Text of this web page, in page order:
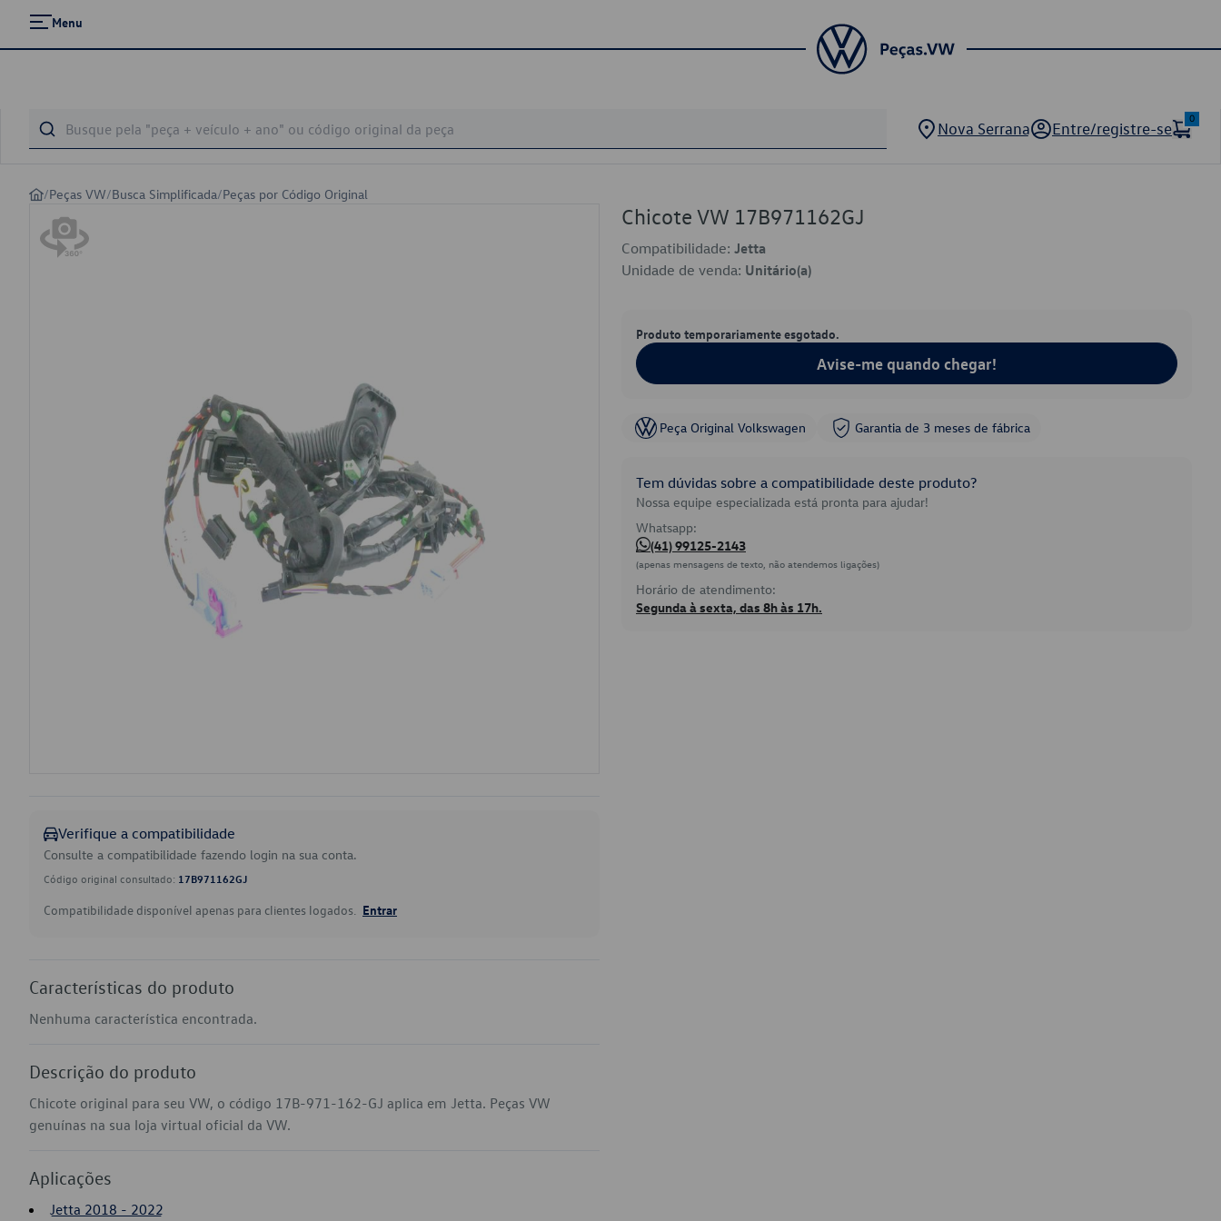
Menu
Nova Serrana Entre/registre-se
0
/Peças VW/Busca Simplificada/Peças por Código Original
Verifique a compatibilidade
Consulte a compatibilidade fazendo login na sua conta.
Código original consultado: 17B971162GJ
Compatibilidade disponível apenas para clientes logados. Entrar
Características do produto
Nenhuma característica encontrada.
Descrição do produto
Chicote original para seu VW, o código 17B-971-162-GJ aplica em Jetta. Peças VW
genuínas na sua loja virtual oficial da VW.
Aplicações
Jetta 2018 - 2022
Chicote VW 17B971162GJ
Compatibilidade: Jetta
Unidade de venda: Unitário(a)
Produto temporariamente esgotado.
Avise-me quando chegar!
Peça Original Volkswagen Garantia de 3 meses de fábrica
Tem dúvidas sobre a compatibilidade deste produto?
Nossa equipe especializada está pronta para ajudar!
Whatsapp:
(41) 99125-2143
(apenas mensagens de texto, não atendemos ligações)
Horário de atendimento:
Segunda à sexta, das 8h às 17h.